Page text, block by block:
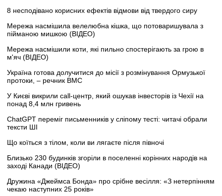
8 несподівано корисних ефектів відмови від твердого сиру
Мережа насмішила велелюбна кішка, що потоваришувала з
пійманою мишкою (ВІДЕО)
Мережа насмішили коти, які пильно спостерігають за грою в
м'яч (ВІДЕО)
Україна готова долучитися до місії з розмінування Ормузької
протоки, – речник ВМС
У Києві викрили call-центр, який ошукав інвесторів із Чехії на
понад 8,4 млн гривень
ChatGPT переміг письменників у сліпому тесті: читачі обрали
тексти ШІ
Що коїться з тілом, коли ви лягаєте після півночі
Близько 230 будинків згоріли в поселенні корінних народів на
заході Канади (ВІДЕО)
Дружина «Джеймса Бонда» про срібне весілля: «З нетерпінням
чекаю наступних 25 років»